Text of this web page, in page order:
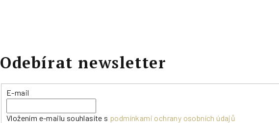
Odebírat newsletter
E-mail
Vložením e-mailu souhlasíte s podmínkami ochrany osobních údajů